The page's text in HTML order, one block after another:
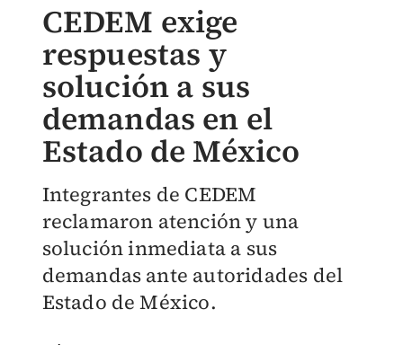
CEDEM exige
respuestas y
solución a sus
demandas en el
Estado de México
Integrantes de CEDEM
reclamaron atención y una
solución inmediata a sus
demandas ante autoridades del
Estado de México.